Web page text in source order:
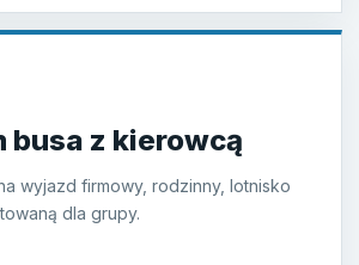
busa z kierowcą
wyjazd firmowy, rodzinny, lotnisko
dla grupy.